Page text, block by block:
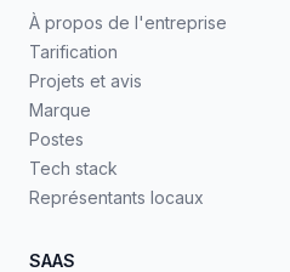
À propos de l'entreprise
Tarification
Projets et avis
Marque
Postes
Tech stack
Représentants locaux
SAAS